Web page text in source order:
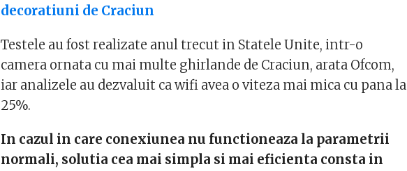
decoratiuni de Craciun
Testele au fost realizate anul trecut in Statele Unite, intr-o
camera ornata cu mai multe ghirlande de Craciun, arata Ofcom,
iar analizele au dezvaluit ca wifi avea o viteza mai mica cu pana la
25%.
In cazul in care conexiunea nu functioneaza la parametrii
normali, solutia cea mai simpla si mai eficienta consta in